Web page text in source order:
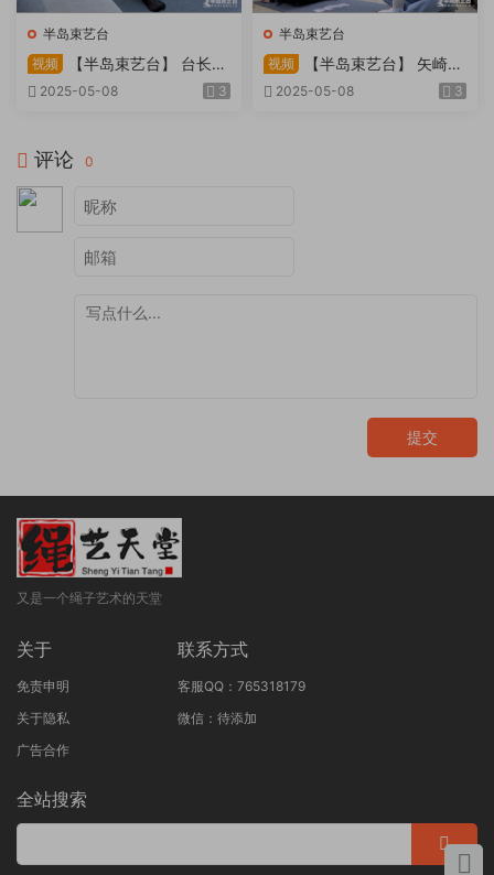
半岛束艺台
视频
【半岛束艺台】 台长不
在的时候
2025-05-08 3
半岛束艺台
视频
【半岛束艺台】 矢崎
泽爱 世界上运气最差的女孩
2025-05-08 3
评论 0
提交
又是一个绳子艺术的天堂
关于
免责申明
关于隐私
广告合作
联系方式
客服QQ：765318179
微信：待添加
全站搜索